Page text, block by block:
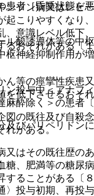
ソン病又はレビ
起こりやすくなり
、意識レベル低下
るおそれがある〔
等の痙攣性疾患
低下させるおそれ
の既往及び自殺念
れがある。
はその既往歴の
糖、肥満等の糖尿
することがある〔
者［昏睡状態を
酸誘導体等の中
枢神経抑制作用が
投与中＜アナフ
麻酔除く＞の患者
びパリペリドン
投与初期、再投